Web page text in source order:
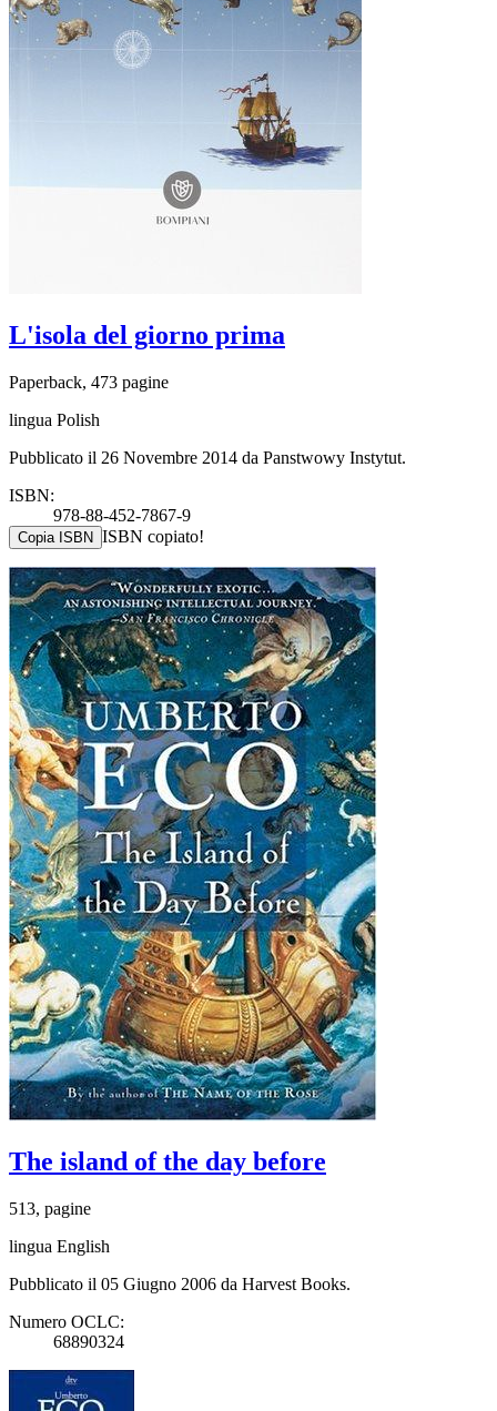
L'isola del giorno prima
Paperback, 473 pagine
lingua Polish
Pubblicato il 26 Novembre 2014 da Panstwowy Instytut.
ISBN:
978-88-452-7867-9
Copia ISBN ISBN copiato!
The island of the day before
513, pagine
lingua English
Pubblicato il 05 Giugno 2006 da Harvest Books.
Numero OCLC:
68890324